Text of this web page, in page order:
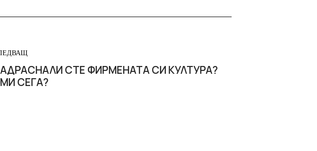
СТЕ ФИРМЕНАТА СИ КУЛТУРА?
СЕГА?